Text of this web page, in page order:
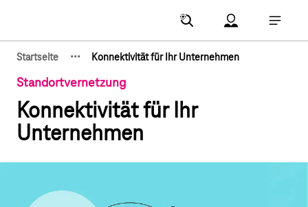
Account Menu
Startseite ··· Konnektivität für Ihr Unternehmen
Standortvernetzung
Konnektivität für Ihr
Unternehmen